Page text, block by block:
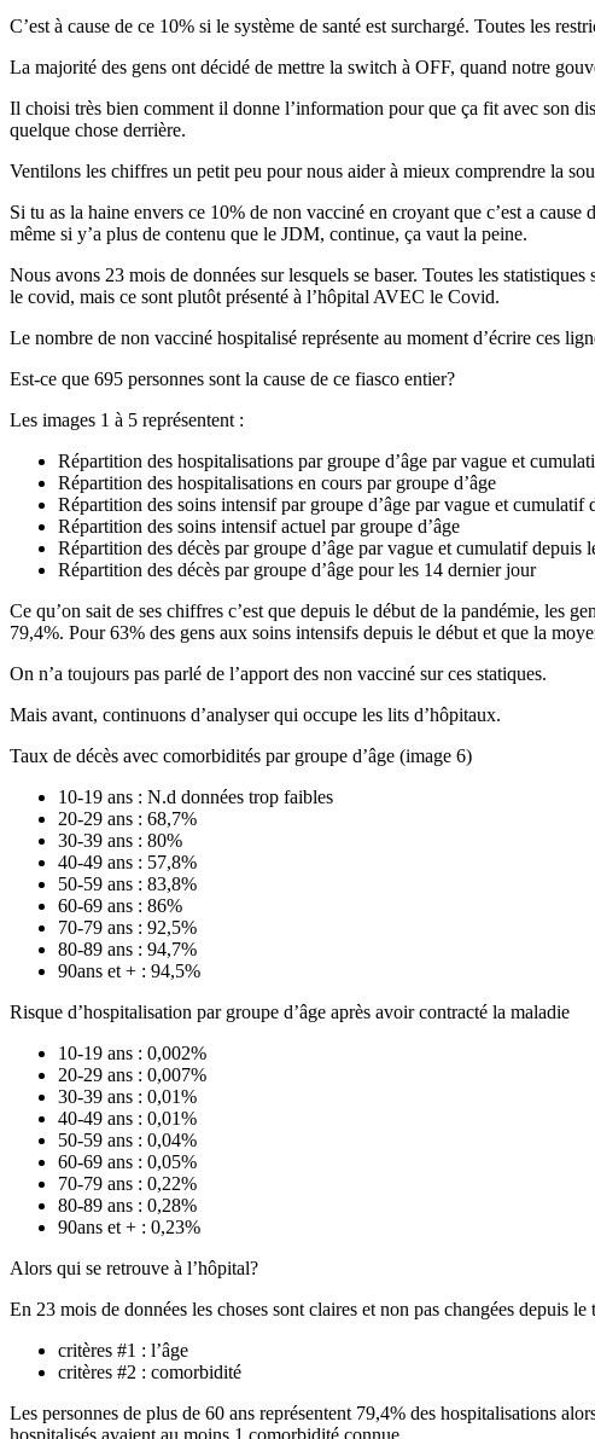
C’est à cause de ce 10% si le système de santé est surchargé. Toutes les
La majorité des gens ont décidé de mettre la switch à OFF, quand notre
Il choisi très bien comment il donne l’information pour que ça fit avec son
quelque chose derrière.
Ventilons les chiffres un petit peu pour nous aider à mieux comprendre la
Si tu as la haine envers ce 10% de non vacciné en croyant que c’est a
même si y’a plus de contenu que le JDM, continue, ça vaut la peine.
Nous avons 23 mois de données sur lesquels se baser. Toutes les
le covid, mais ce sont plutôt présenté à l’hôpital AVEC le Covid.
Le nombre de non vacciné hospitalisé représente au moment d’écrire ces
Est-ce que 695 personnes sont la cause de ce fiasco entier?
Les images 1 à 5 représentent :
Répartition des hospitalisations par groupe d’âge par vague et
Répartition des hospitalisations en cours par groupe d’âge
Répartition des soins intensif par groupe d’âge par vague et cumulatif
Répartition des soins intensif actuel par groupe d’âge
Répartition des décès par groupe d’âge par vague et cumulatif depuis
Répartition des décès par groupe d’âge pour les 14 dernier jour
Ce qu’on sait de ses chiffres c’est que depuis le début de la pandémie, les
79,4%. Pour 63% des gens aux soins intensifs depuis le début et que la
On n’a toujours pas parlé de l’apport des non vacciné sur ces statiques.
Mais avant, continuons d’analyser qui occupe les lits d’hôpitaux.
Taux de décès avec comorbidités par groupe d’âge (image 6)
10-19 ans : N.d données trop faibles
20-29 ans : 68,7%
30-39 ans : 80%
40-49 ans : 57,8%
50-59 ans : 83,8%
60-69 ans : 86%
70-79 ans : 92,5%
80-89 ans : 94,7%
90ans et + : 94,5%
Risque d’hospitalisation par groupe d’âge après avoir contracté la maladie
10-19 ans : 0,002%
20-29 ans : 0,007%
30-39 ans : 0,01%
40-49 ans : 0,01%
50-59 ans : 0,04%
60-69 ans : 0,05%
70-79 ans : 0,22%
80-89 ans : 0,28%
90ans et + : 0,23%
Alors qui se retrouve à l’hôpital?
En 23 mois de données les choses sont claires et non pas changées depuis le
critères #1 : l’âge
critères #2 : comorbidité
Les personnes de plus de 60 ans représentent 79,4% des hospitalisations
hospitalisés avaient au moins 1 comorbidité connue.